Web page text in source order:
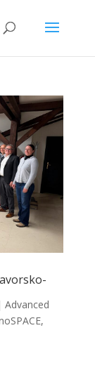
Advanced
,